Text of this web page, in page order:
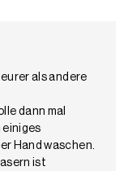
als andere
dann mal
einiges
Hand waschen.
ist